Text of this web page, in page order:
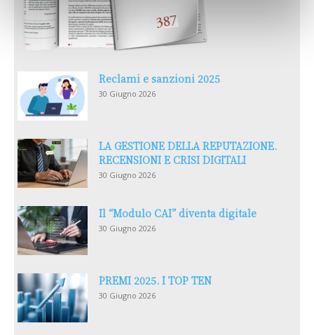
Reclami e sanzioni 2025
30 Giugno 2026
LA GESTIONE DELLA REPUTAZIONE.
RECENSIONI E CRISI DIGITALI
30 Giugno 2026
Il “Modulo CAI” diventa digitale
30 Giugno 2026
PREMI 2025. I TOP TEN
30 Giugno 2026